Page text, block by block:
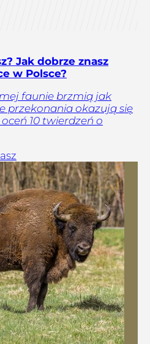
Jak dobrze znasz
w Polsce?
faunie brzmią jak
przekonania okazują się
10 twierdzeń o